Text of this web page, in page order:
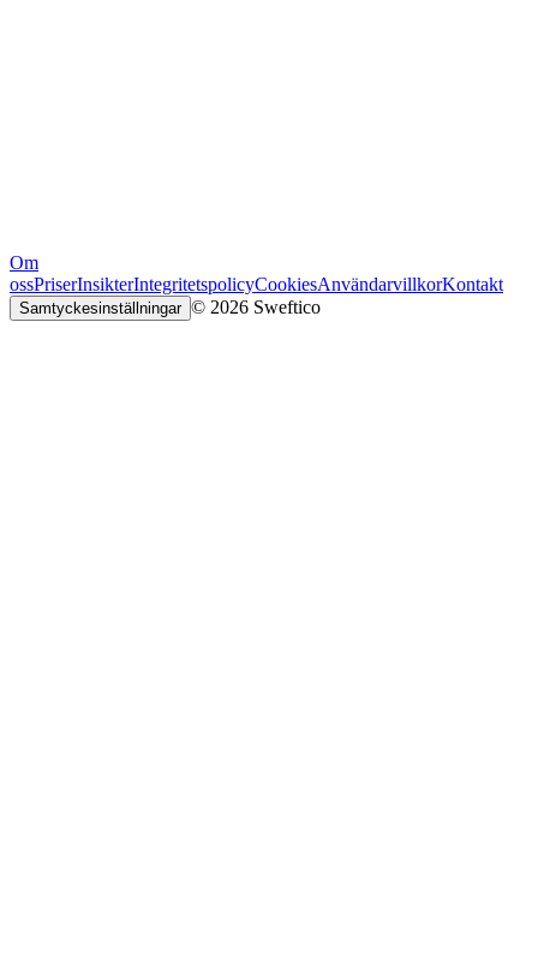
Om
ossPriserInsikterIntegritetspolicyCookiesAnvändarvillkorKontakt
Samtyckesinställningar © 2026 Sweftico